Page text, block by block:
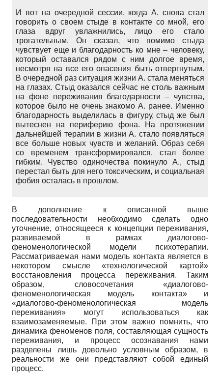
И вот на очередной сессии, когда А. снова стал
говорить о своем стыде в контакте со мной, его
глаза вдруг увлажнились, лицо его стало
трогательным. Он сказал, что помимо стыда
чувствует еще и благодарность ко мне – человеку,
который оставался рядом с ним долгое время,
несмотря на все его опасения быть отвергнутым.
В очередной раз ситуация жизни А. стала меняться
на глазах. Стыд оказался сейчас не столь важным
на фоне переживания благодарности – чувства,
которое было не очень знакомо А. ранее. Именно
благодарность выделилась в фигуру, стыд же был
вытеснен на периферию фона. На протяжении
дальнейшей терапии в жизни А. стало появляться
все больше новых чувств и желаний. Образ себя
со временем трансформировался, стал более
гибким. Чувство одиночества покинуло А., стыд
перестал быть для него токсическим, и социальная
фобия осталась в прошлом.
В дополнение к описанной выше
последовательности необходимо сделать одно
уточнение, относящееся к концепции переживания,
развиваемой в рамках диалогово-
феноменологической модели психотерапии.
Рассматриваемая нами модель контакта является в
некотором смысле «технологической картой»
восстановления процесса переживания. Таким
образом, словосочетания «диалогово-
феноменологическая модель контакта» и
«диалогово-феноменологическая модель
переживания» могут использоваться как
взаимозаменяемые. При этом важно помнить, что
динамика феноменов поля, составляющая сущность
переживания, и процесс осознавания нами
разделены лишь довольно условным образом, в
реальности же они представляют собой единый
процесс.